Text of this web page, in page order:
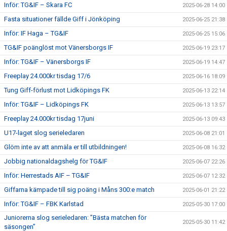
Inför: TG&IF – Skara FC 2025-06-28 14:00
Fasta situationer fällde Giff i Jönköping 2025-06-25 21:38
Inför: IF Haga – TG&IF 2025-06-25 15:06
TG&IF poänglöst mot Vänersborgs IF 2025-06-19 23:17
Inför: TG&IF – Vänersborgs IF 2025-06-19 14:47
Freeplay 24.000kr tisdag 17/6 2025-06-16 18:09
Tung Giff-förlust mot Lidköpings FK 2025-06-13 22:14
Inför: TG&IF – Lidköpings FK 2025-06-13 13:57
Freeplay 24.000kr tisdag 17juni 2025-06-13 09:43
U17-laget slog serieledaren 2025-06-08 21:01
Glöm inte av att anmäla er till utbildningen! 2025-06-08 16:32
Jobbig nationaldagshelg för TG&IF 2025-06-07 22:26
Inför: Herrestads AIF – TG&IF 2025-06-07 12:32
Giffarna kämpade till sig poäng i Måns 300:e match 2025-06-01 21:22
Inför: TG&IF – FBK Karlstad 2025-05-30 17:00
Juniorerna slog serieledaren: ”Bästa matchen för
säsongen”
2025-05-30 11:42